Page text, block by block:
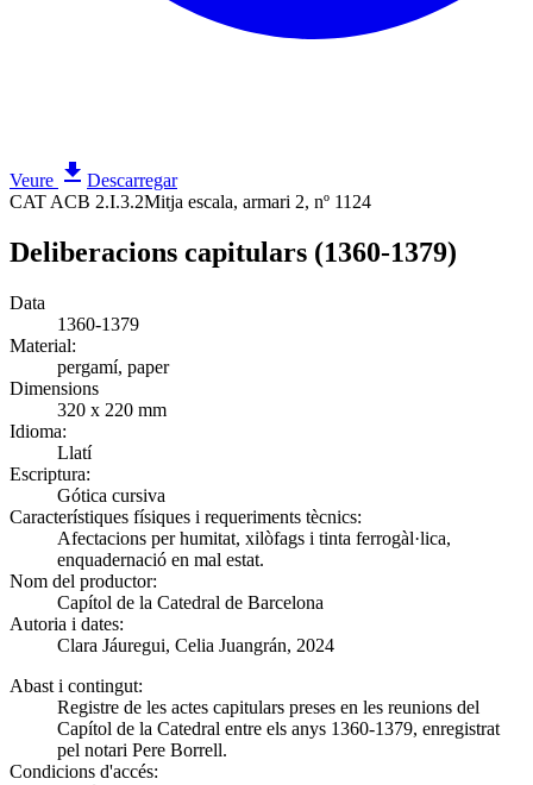
Veure
Descarregar
CAT ACB 2.I.3.2Mitja escala, armari 2, nº 1124
Deliberacions capitulars (1360-1379)
Data
1360-1379
Material:
pergamí, paper
Dimensions
320 x 220 mm
Idioma:
Llatí
Escriptura:
Gótica cursiva
Característiques físiques i requeriments tècnics:
Afectacions per humitat, xilòfags i tinta ferrogàl·lica,
enquadernació en mal estat.
Nom del productor:
Capítol de la Catedral de Barcelona
Autoria i dates:
Clara Jáuregui, Celia Juangrán, 2024
Abast i contingut:
Registre de les actes capitulars preses en les reunions del
Capítol de la Catedral entre els anys 1360-1379, enregistrat
pel notari Pere Borrell.
Condicions d'accés: